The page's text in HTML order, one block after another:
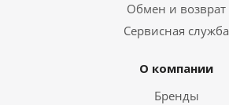
Обмен и возврат
Сервисная служба
О компании
Бренды